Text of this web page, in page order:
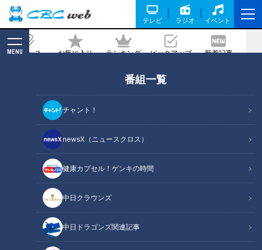
テレビ ラジオ イベント
ニュース お気に入り ランキング ピックアップ 新着記事
MENU
番組一覧
チャント！
newsX（ニュースクロス）
健康カプセル！ゲンキの時間
中日クラウンズ
中日ドラゴンズ関連記事
締めろ！超簡単！おうちで出来るお手軽
筋トレ
記事に戻る